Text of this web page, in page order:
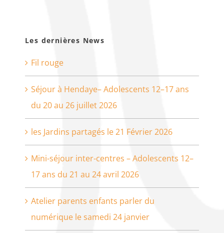
Les dernières News
Fil rouge
Séjour à Hendaye– Adolescents 12–17 ans
du 20 au 26 juillet 2026
les Jardins partagés le 21 Février 2026
Mini-séjour inter-centres – Adolescents 12–
17 ans du 21 au 24 avril 2026
Atelier parents enfants parler du
numérique le samedi 24 janvier